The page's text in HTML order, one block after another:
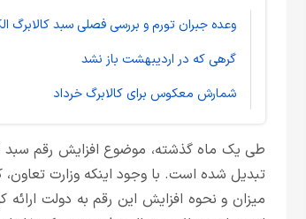
وعده جبران تورم و بررسی فصلی سبد کالابرگ
گرهی که در اردیبهشت باز نشد
شمارش معکوس برای کالابرگ خرداد
طی یک ماه گذشته، موضوع افزایش رقم سبد
تبدیل شده است. با وجود اینکه وزارت
میزان و نحوه افزایش این رقم به دولت